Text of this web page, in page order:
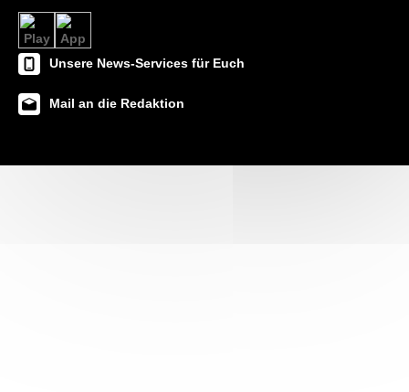
Unsere News-Services für Euch
Mail an die Redaktion